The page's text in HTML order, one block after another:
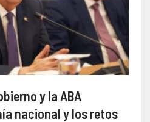
y la ABA
nacional y los retos